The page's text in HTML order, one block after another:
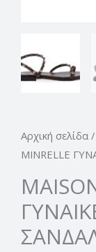
Αρχική σελίδα /
MINRELLE